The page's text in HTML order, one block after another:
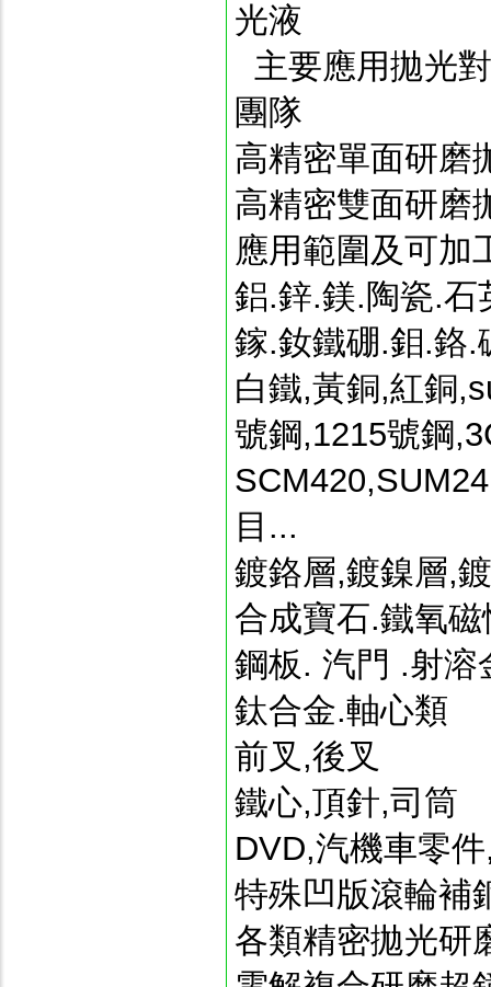
光液
主要應用拋光
團隊
高精密單面研磨
高精密雙面研磨
應用範圍及可加
鋁.鋅.鎂.陶瓷.石
鎵.釹鐵硼.鉬.鉻.
白鐵,黃銅,紅銅
號鋼,1215號鋼
目...
鍍鉻層,鍍鎳層,
合成寶石.鐵氧
鋼板. 汽門 .射溶
鈦合金.軸心類
前叉,後叉
鐵心,頂針,司筒
DVD,汽機車零
特殊凹版滾輪補
各類精密拋光研